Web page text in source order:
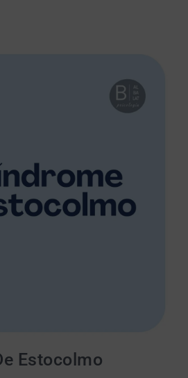
Estocolmo